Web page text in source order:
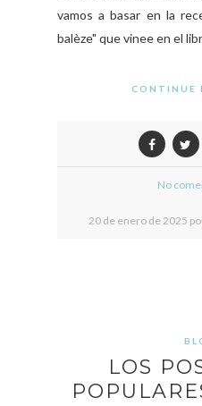
vamos a basar en la
balèze" que vinee en el
CONTINUE
No
20 de enero de 2025
LOS